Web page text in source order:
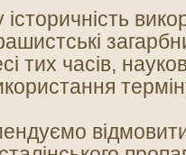
тих часів,